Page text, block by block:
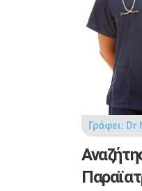
Γράφει: Dr